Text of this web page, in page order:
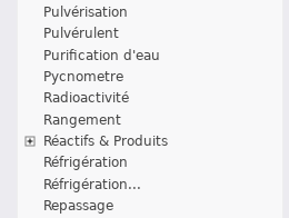
Pulvérisation
Pulvérulent
Purification d'eau
Pycnometre
Radioactivité
Rangement
Réactifs & Produits
Réfrigération
Réfrigération...
Repassage